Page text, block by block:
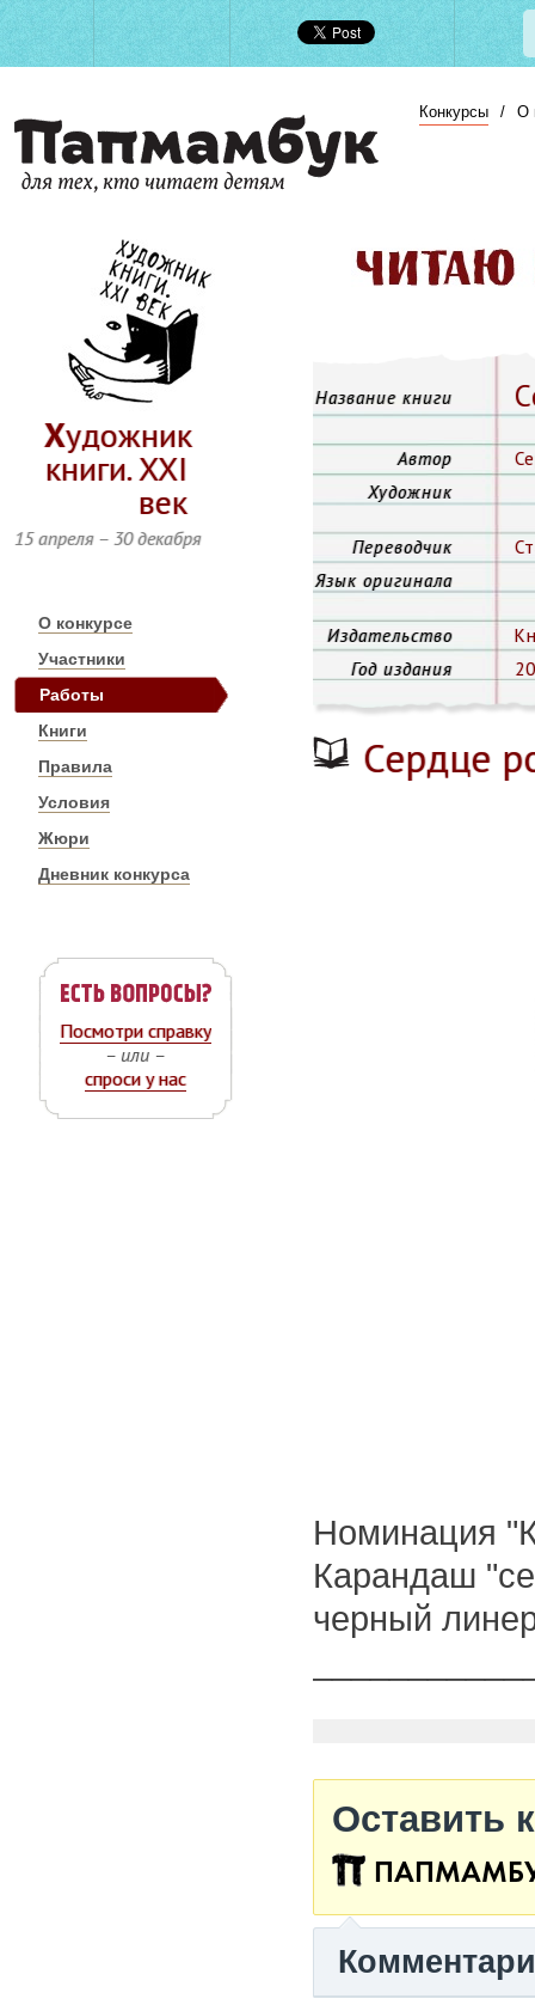
Конкурсы / О
Художник
книги. ХХI
век
15 апреля – 30 декабря
О конкурсе
Участники
Работы
Книги
Правила
Условия
Жюри
Дневник конкурса
Посмотри справку
– или –
спроси у нас
Название книги
Автор
Художник
Переводчик
Язык оригинала
Издательство
Год издания
Сердце
Номинация
Карандаш
черный
Оставить